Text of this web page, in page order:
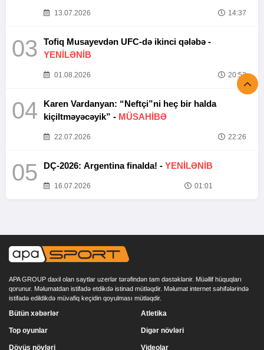
13.07.2026 14:37
03
Tofiq Musayevdən UFC-də ikinci qələbə -
YENİLƏNİB
01.08.2026 20:52
04
Karen Vardanyan: “Neftçi”ni heç bir halda
kiçiltməyəcəyik” - MÜSAHİBƏ
22.07.2026 22:26
05 DÇ-2026: Argentina finalda! - YENİLƏNİB
16.07.2026 01:01
APA GROUP daxil olan saytlar uzerlər tərəfindən tam dəstəklənir. Müəllif hüquqları
qorunur. Məlumatdan istifadə etdikdə istinad mütləqdir. Məlumat internet səhifələrində
istifadə edildikdə müvafiq keçidin qoyulması mütləqdir.
Bütün xəbərlər
Top oyunlar
Döyüş növləri
Atletika
Digər növləri
Videolar